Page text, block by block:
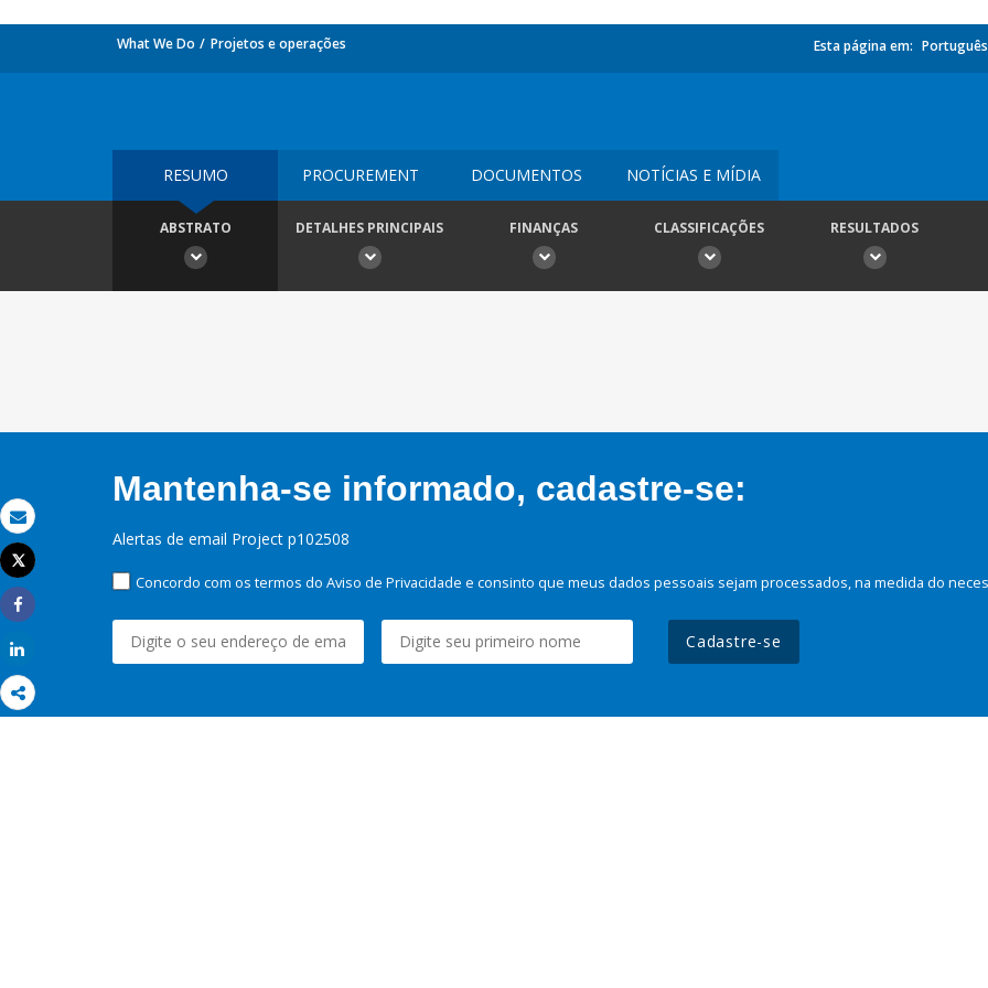
Email
Imprimir
Tweet
Share
What We Do Projetos e operações Esta página em: Português
RESUMO PROCUREMENT DOCUMENTOS NOTÍCIAS E MÍDIA
ABSTRATO DETALHES PRINCIPAIS FINANÇAS CLASSIFICAÇÕES RESULTADOS
Mantenha-se informado, cadastre-se:
Alertas de email Project p102508
Concordo com os termos do Aviso de Privacidade e consinto que meus dados pessoais sejam processados, na medida do
Cadastre-se